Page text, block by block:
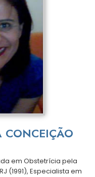
CONCEIÇÃO
em Obstetrícia pela
(1991), Especialista em